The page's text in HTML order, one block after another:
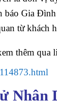
báo Gia
từ khách
thêm qua
Nhân